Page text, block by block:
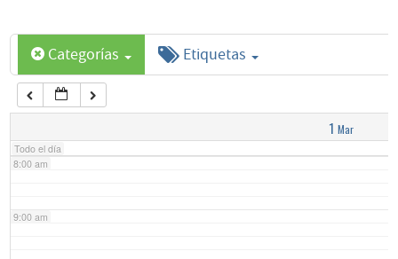
Categorías Etiquetas
1 Mar
Todo el día
6:00 am
7:00 am
8:00 am
9:00 am